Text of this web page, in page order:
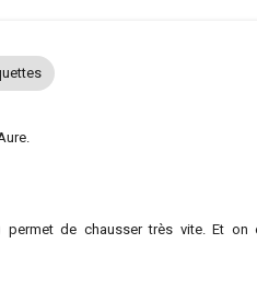
de chausser très vite. Et on